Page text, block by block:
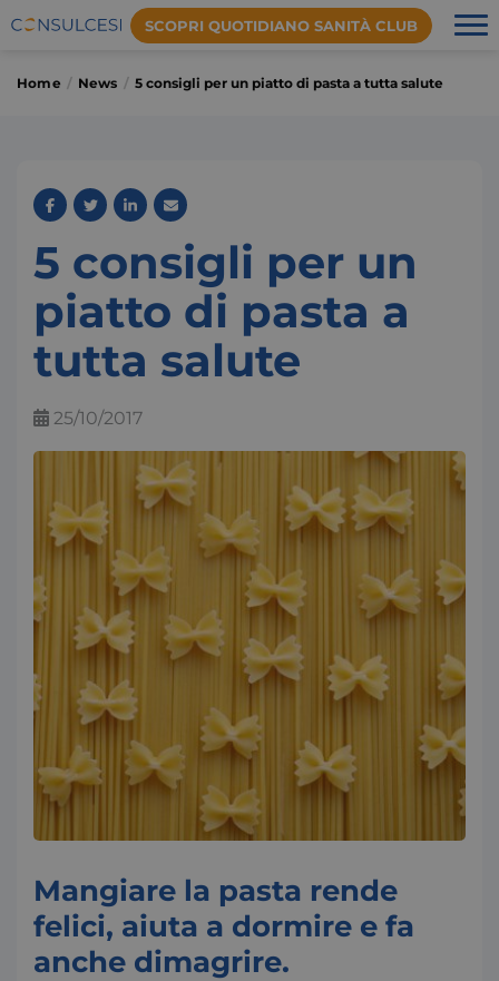
SCOPRI QUOTIDIANO SANITÀ CLUB
Home News 5 consigli per un piatto di pasta a tutta salute
5 consigli per un
piatto di pasta a
tutta salute
25/10/2017
Mangiare la pasta rende
felici, aiuta a dormire e fa
anche dimagrire.